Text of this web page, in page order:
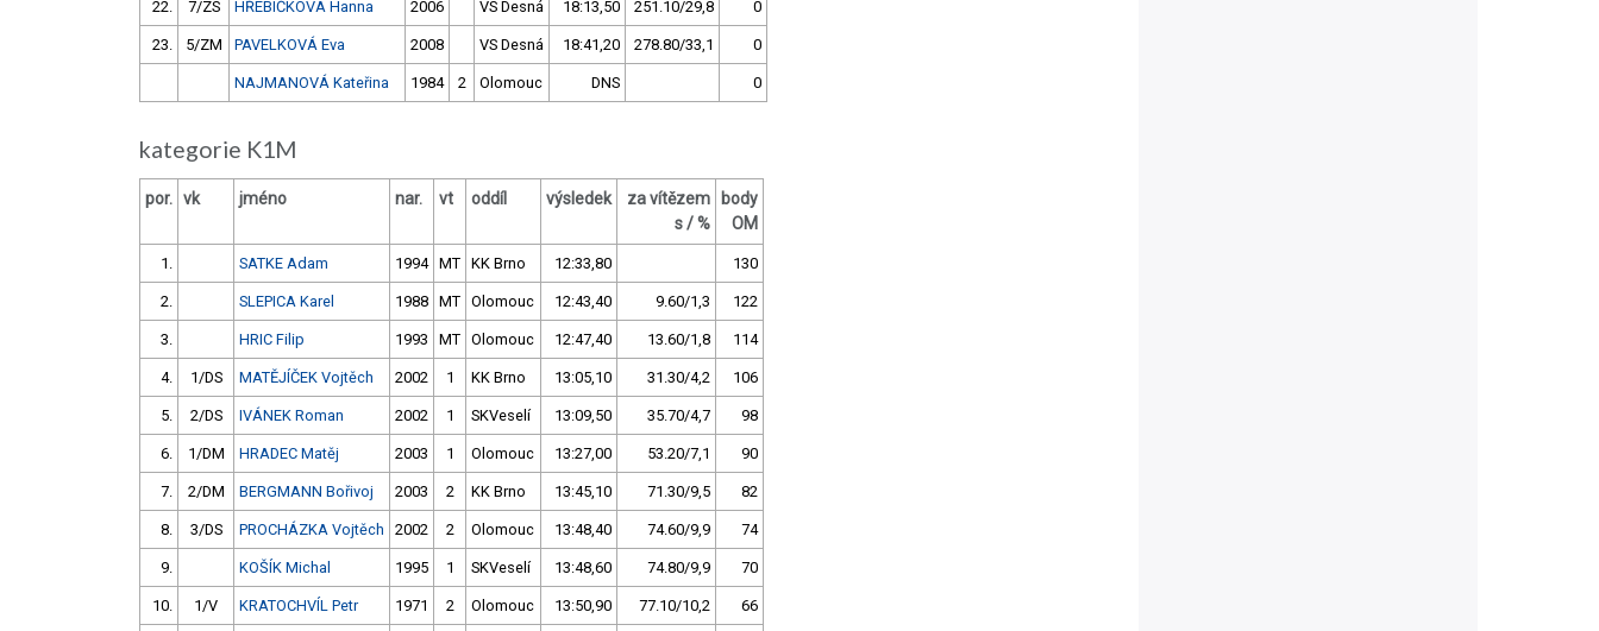
22. 7/ZS HŘEBÍČKOVÁ Hanna 2006 VS Desná 18:13,50 251.10/29,8 0
23. 5/ZM PAVELKOVÁ Eva 2008 VS Desná 18:41,20 278.80/33,1 0
NAJMANOVÁ Kateřina 1984 2 Olomouc DNS 0
kategorie K1M
por. vk jméno nar. vt oddíl výsledek
za vítězem
s / %
body
OM
1. SATKE Adam 1994 MT KK Brno 12:33,80 130
2. SLEPICA Karel 1988 MT Olomouc 12:43,40 9.60/1,3 122
3. HRIC Filip 1993 MT Olomouc 12:47,40 13.60/1,8 114
4. 1/DS MATĚJÍČEK Vojtěch 2002 1 KK Brno 13:05,10 31.30/4,2 106
5. 2/DS IVÁNEK Roman 2002 1 SKVeselí 13:09,50 35.70/4,7 98
6. 1/DM HRADEC Matěj 2003 1 Olomouc 13:27,00 53.20/7,1 90
7. 2/DM BERGMANN Bořivoj 2003 2 KK Brno 13:45,10 71.30/9,5 82
8. 3/DS PROCHÁZKA Vojtěch 2002 2 Olomouc 13:48,40 74.60/9,9 74
9. KOŠÍK Michal 1995 1 SKVeselí 13:48,60 74.80/9,9 70
10. 1/V KRATOCHVÍL Petr 1971 2 Olomouc 13:50,90 77.10/10,2 66